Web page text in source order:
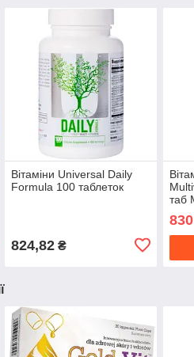
Вітаміни Universal Daily
Formula 100 таблеток
824,82₴
таб
830